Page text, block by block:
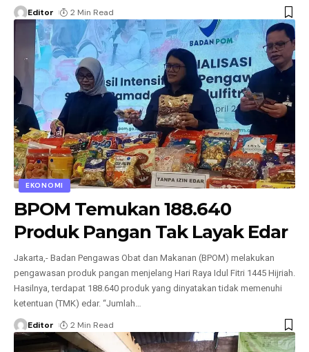
Editor 2 Min Read
EKONOMI
BPOM Temukan 188.640
Produk Pangan Tak Layak Edar
Jakarta,- Badan Pengawas Obat dan Makanan (BPOM) melakukan
pengawasan produk pangan menjelang Hari Raya Idul Fitri 1445 Hijriah.
Hasilnya, terdapat 188.640 produk yang dinyatakan tidak memenuhi
ketentuan (TMK) edar. “Jumlah
Editor 2 Min Read